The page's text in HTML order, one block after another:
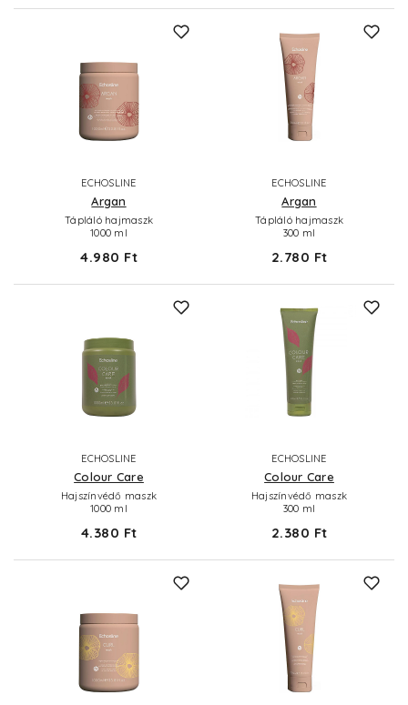
ECHOSLINE
Argan
Tápláló hajmaszk
1000 ml
4.980 Ft
ECHOSLINE
Argan
Tápláló hajmaszk
300 ml
2.780 Ft
ECHOSLINE
Colour Care
Hajszínvédő maszk
1000 ml
4.380 Ft
ECHOSLINE
Colour Care
Hajszínvédő maszk
300 ml
2.380 Ft